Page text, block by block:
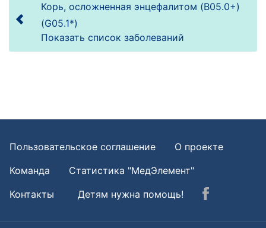
Корь, осложненная энцефалитом (B05.0+)
(G05.1*)
Показать список заболеваний
Пользовательское соглашение
О проекте
Команда
Статистика "МедЭлемент"
Контакты
Детям нужна помощь!